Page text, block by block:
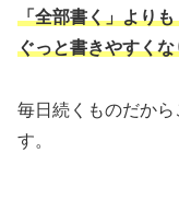
「全部書く」より
ぐっと書きやすくな
毎日続くものだか
す。